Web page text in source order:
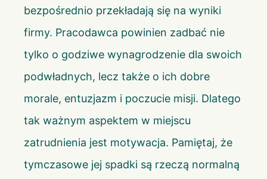
bezpośrednio przekładają się na wyniki
firmy. Pracodawca powinien zadbać nie
tylko o godziwe wynagrodzenie dla swoich
podwładnych, lecz także o ich dobre
morale, entuzjazm i poczucie misji. Dlatego
tak ważnym aspektem w miejscu
zatrudnienia jest motywacja. Pamiętaj, że
tymczasowe jej spadki są rzeczą normalną